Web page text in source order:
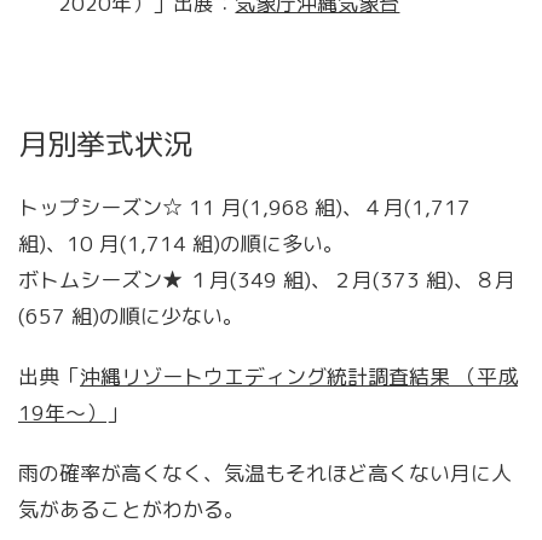
月別挙式状況
トップシーズン☆ 11 月(1,968 組)、４月(1,717
組)、10 月(1,714 組)の順に多い。
ボトムシーズン★ １月(349 組)、２月(373 組)、８月
(657 組)の順に少ない。
出典「沖縄リゾートウエディング統計調査結果 （平成
19年～）
」
雨の確率が高くなく、気温もそれほど高くない月に人
気があることがわかる。